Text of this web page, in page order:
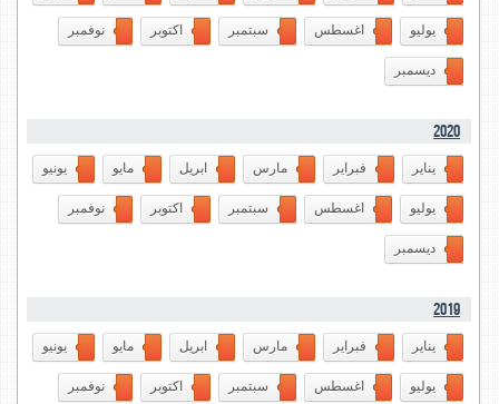
يوليو اغسطس سبتمبر اكتوبر نوفمبر
ديسمبر
2020
يناير فبراير مارس ابريل مايو يونيو
يوليو اغسطس سبتمبر اكتوبر نوفمبر
ديسمبر
2019
يناير فبراير مارس ابريل مايو يونيو
يوليو اغسطس سبتمبر اكتوبر نوفمبر